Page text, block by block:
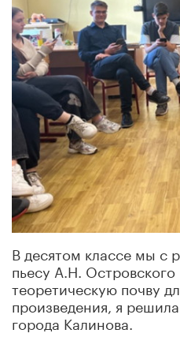
В десятом классе мы с
пьесу А.Н. Островского
теоретическую почву
произведения, я
города Калинова.